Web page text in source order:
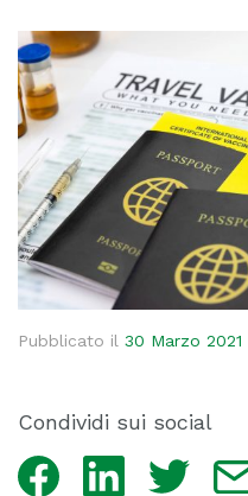
Pubblicato il 30 Marzo 2021
Condividi sui social
Facebook LinkedIn Twitter